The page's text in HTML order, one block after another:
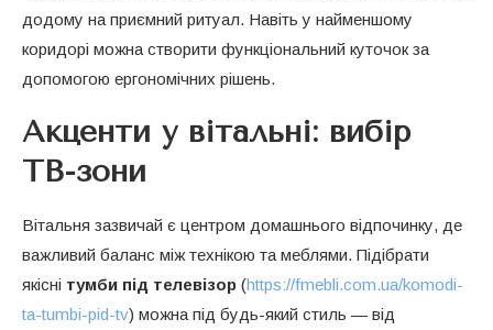
додому на приємний ритуал. Навіть у найменшому
коридорі можна створити функціональний куточок за
допомогою ергономічних рішень.
Акценти у вітальні: вибір
ТВ-зони
Вітальня зазвичай є центром домашнього відпочинку, де
важливий баланс між технікою та меблями. Підібрати
якісні тумби під телевізор (https://fmebli.com.ua/komodi-
ta-tumbi-pid-tv) можна під будь-який стиль — від